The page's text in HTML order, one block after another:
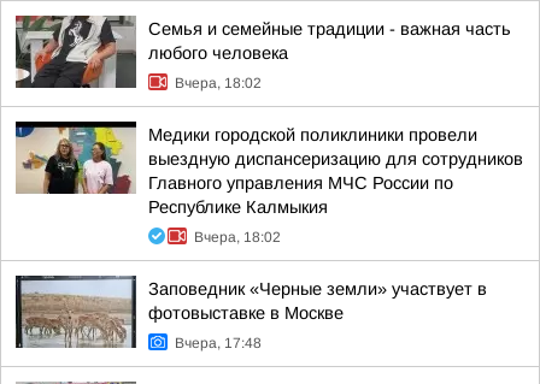
Семья и семейные традиции - важная часть
любого человека
Вчера, 18:02
Медики городской поликлиники провели
выездную диспансеризацию для сотрудников
Главного управления МЧС России по
Республике Калмыкия
Вчера, 18:02
Заповедник «Черные земли» участвует в
фотовыставке в Москве
Вчера, 17:48